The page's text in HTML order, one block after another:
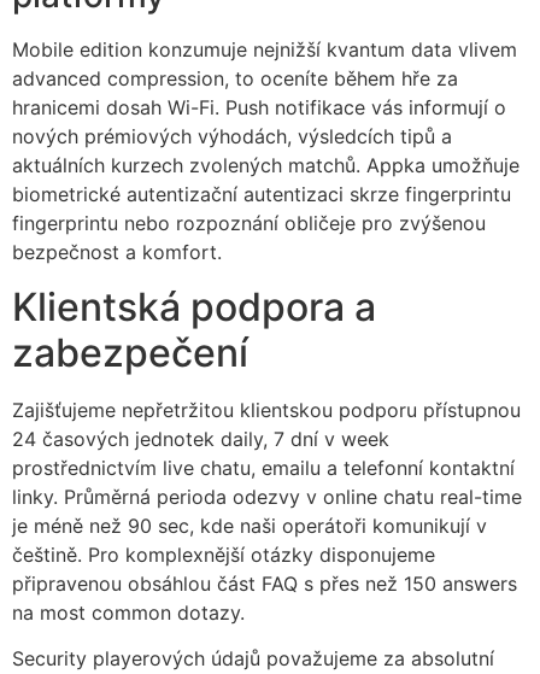
panel
panel
giriş
per sale
Forum
giriş
escort
Mobile edition konzumuje nejnižší kvantum data vlivem
advanced compression, to oceníte během hře za
hranicemi dosah Wi-Fi. Push notifikace vás informují o
nových prémiových výhodách, výsledcích tipů a
aktuálních kurzech zvolených matchů. Appka umožňuje
biometrické autentizační autentizaci skrze fingerprintu
fingerprintu nebo rozpoznání obličeje pro zvýšenou
bezpečnost a komfort.
Klientská podpora a
zabezpečení
Zajišťujeme nepřetržitou klientskou podporu přístupnou
24 časových jednotek daily, 7 dní v week
prostřednictvím live chatu, emailu a telefonní kontaktní
linky. Průměrná perioda odezvy v online chatu real-time
je méně než 90 sec, kde naši operátoři komunikují v
češtině. Pro komplexnější otázky disponujeme
připravenou obsáhlou část FAQ s přes než 150 answers
na most common dotazy.
Security playerových údajů považujeme za absolutní